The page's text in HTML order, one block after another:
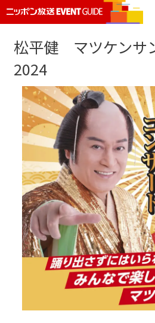
松平健 マツケンサ
2024